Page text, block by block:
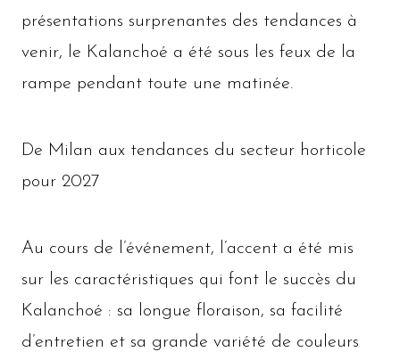
présentations surprenantes des tendances à
venir, le Kalanchoé a été sous les feux de la
rampe pendant toute une matinée.
De Milan aux tendances du secteur horticole
pour 2027
Au cours de l’événement, l’accent a été mis
sur les caractéristiques qui font le succès du
Kalanchoé : sa longue floraison, sa facilité
d’entretien et sa grande variété de couleurs